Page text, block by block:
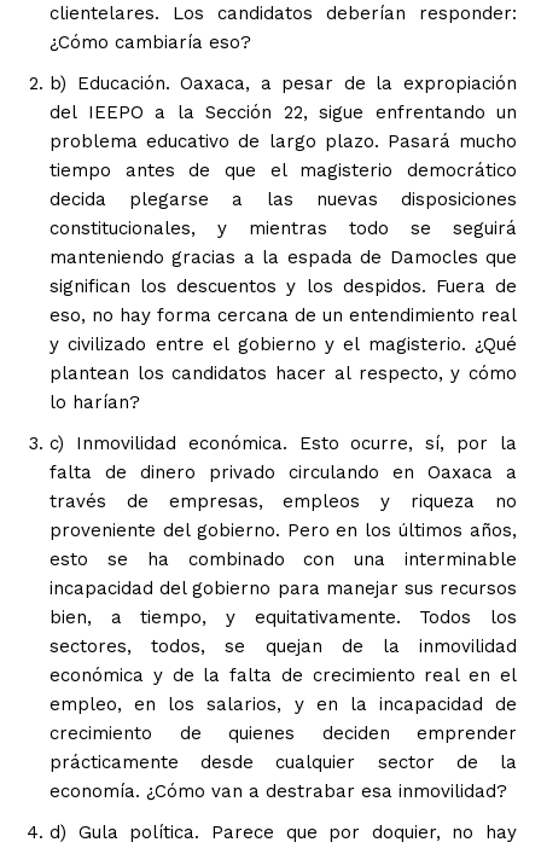
clientelares. Los candidatos deberían responder:
¿Cómo cambiaría eso?
b) Educación. Oaxaca, a pesar de la expropiación
del IEEPO a la Sección 22, sigue enfrentando un
problema educativo de largo plazo. Pasará mucho
tiempo antes de que el magisterio democrático
decida plegarse a las nuevas disposiciones
constitucionales, y mientras todo se seguirá
manteniendo gracias a la espada de Damocles que
significan los descuentos y los despidos. Fuera de
eso, no hay forma cercana de un entendimiento real
y civilizado entre el gobierno y el magisterio. ¿Qué
plantean los candidatos hacer al respecto, y cómo
lo harían?
c) Inmovilidad económica. Esto ocurre, sí, por la
falta de dinero privado circulando en Oaxaca a
través de empresas, empleos y riqueza no
proveniente del gobierno. Pero en los últimos años,
esto se ha combinado con una interminable
incapacidad del gobierno para manejar sus recursos
bien, a tiempo, y equitativamente. Todos los
sectores, todos, se quejan de la inmovilidad
económica y de la falta de crecimiento real en el
empleo, en los salarios, y en la incapacidad de
crecimiento de quienes deciden emprender
prácticamente desde cualquier sector de la
economía. ¿Cómo van a destrabar esa inmovilidad?
d) Gula política. Parece que por doquier, no hay